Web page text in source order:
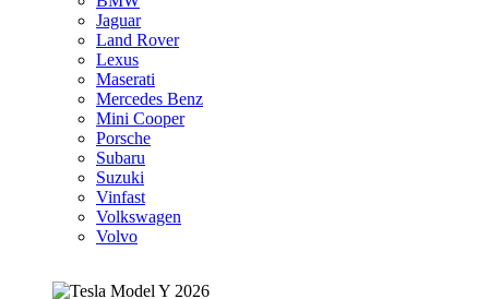
Jaguar
Land Rover
Lexus
Maserati
Mercedes Benz
Mini Cooper
Porsche
Subaru
Suzuki
Vinfast
Volkswagen
Volvo